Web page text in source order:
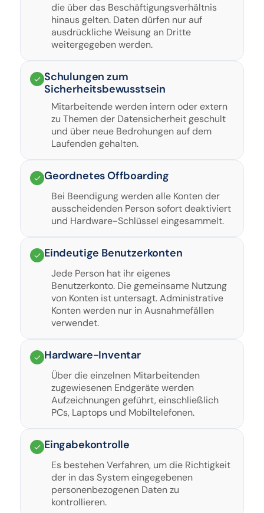
die über das Beschäftigungsverhältnis
hinaus gelten. Daten dürfen nur auf
ausdrückliche Weisung an Dritte
weitergegeben werden.
Schulungen zum
Sicherheitsbewusstsein
Mitarbeitende werden intern oder extern
zu Themen der Datensicherheit geschult
und über neue Bedrohungen auf dem
Laufenden gehalten.
Geordnetes Offboarding
Bei Beendigung werden alle Konten der
ausscheidenden Person sofort deaktiviert
und Hardware-Schlüssel eingesammelt.
Eindeutige Benutzerkonten
Jede Person hat ihr eigenes
Benutzerkonto. Die gemeinsame Nutzung
von Konten ist untersagt. Administrative
Konten werden nur in Ausnahmefällen
verwendet.
Hardware-Inventar
Über die einzelnen Mitarbeitenden
zugewiesenen Endgeräte werden
Aufzeichnungen geführt, einschließlich
PCs, Laptops und Mobiltelefonen.
Eingabekontrolle
Es bestehen Verfahren, um die Richtigkeit
der in das System eingegebenen
personenbezogenen Daten zu
kontrollieren.